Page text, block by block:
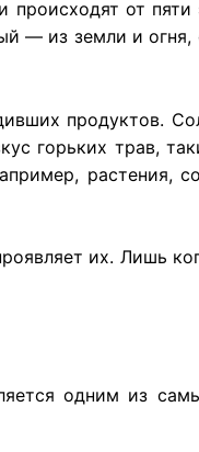
от
— из земли и
продуктов.
горьких трав,
растения,
их. Лишь
одним из